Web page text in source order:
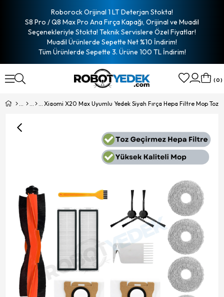
Roborock Orijinal 1 LT Deterjan Stokta!
S8 Pro / Q8 Max Pro Ana Fırça Kapağı, Orijinal ve Muadil
Seçenekleriyle Stokta! Teknik Servislere Özel Fiyatlar!
Muadil Ürünlerde Sepette Net %10 İndirim!
Tüm Ürünlerde Sepette 3. Ürüne 100 TL İndirim!
0